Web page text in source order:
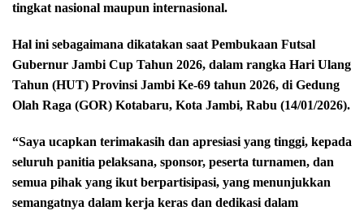
tingkat nasional maupun internasional.
Hal ini sebagaimana dikatakan saat Pembukaan Futsal
Gubernur Jambi Cup Tahun 2026, dalam rangka Hari Ulang
Tahun (HUT) Provinsi Jambi Ke-69 tahun 2026, di Gedung
Olah Raga (GOR) Kotabaru, Kota Jambi, Rabu (14/01/2026).
“Saya ucapkan terimakasih dan apresiasi yang tinggi, kepada
seluruh panitia pelaksana, sponsor, peserta turnamen, dan
semua pihak yang ikut berpartisipasi, yang menunjukkan
semangatnya dalam kerja keras dan dedikasi dalam